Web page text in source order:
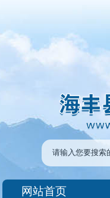
网站首页